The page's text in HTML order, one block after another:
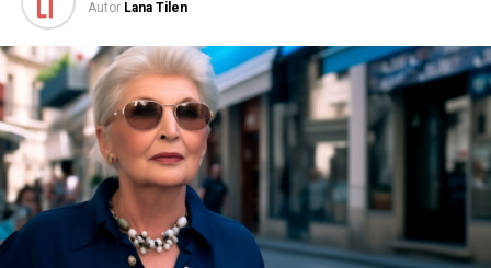
Autor Lana Tilen